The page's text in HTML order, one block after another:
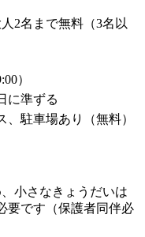
2名まで無料（3名以
）
に準ずる
駐車場あり（無料）
小さなきょうだいは
要です（保護者同伴必